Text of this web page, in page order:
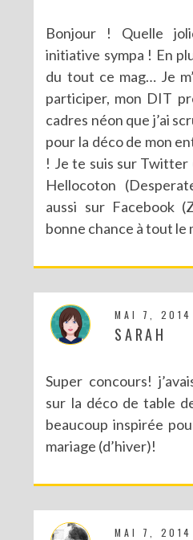
Bonjour ! Quelle
initiative sympa ! En
du tout ce mag… Je
participer, mon DIT
cadres néon que j’ai
pour la déco de mon
! Je te suis sur Twitter
Hellocoton
aussi sur Facebook
bonne chance à tout le
MAI 7, 2014
SARAH
Super concours!
sur la déco de table
beaucoup inspirée
mariage (d’hiver)!
MAI 7, 2014